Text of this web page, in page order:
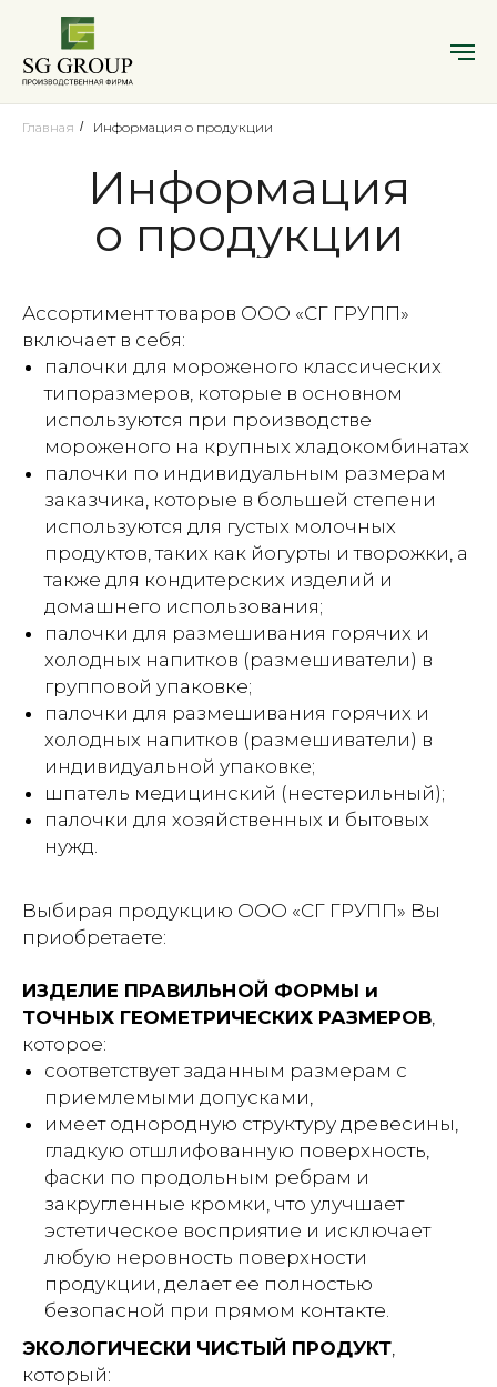
Главная / Информация о продукции
Информация
о продукции
Ассортимент товаров ООО «СГ ГРУПП»
включает в себя:
палочки для мороженого классических
типоразмеров, которые в основном
используются при производстве
мороженого на крупных хладокомбинатах
палочки по индивидуальным размерам
заказчика, которые в большей степени
используются для густых молочных
продуктов, таких как йогурты и творожки, а
также для кондитерских изделий и
домашнего использования;
палочки для размешивания горячих и
холодных напитков (размешиватели) в
групповой упаковке;
палочки для размешивания горячих и
холодных напитков (размешиватели) в
индивидуальной упаковке;
шпатель медицинский (нестерильный);
палочки для хозяйственных и бытовых
нужд.
Выбирая продукцию ООО «СГ ГРУПП» Вы
приобретаете:
ИЗДЕЛИЕ ПРАВИЛЬНОЙ ФОРМЫ и
ТОЧНЫХ ГЕОМЕТРИЧЕСКИХ РАЗМЕРОВ,
которое:
соответствует заданным размерам с
приемлемыми допусками,
имеет однородную структуру древесины,
гладкую отшлифованную поверхность,
фаски по продольным ребрам и
закругленные кромки, что улучшает
эстетическое восприятие и исключает
любую неровность поверхности
продукции, делает ее полностью
безопасной при прямом контакте.
ЭКОЛОГИЧЕСКИ ЧИСТЫЙ ПРОДУКТ,
который: